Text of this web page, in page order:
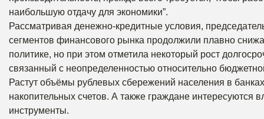
наибольшую отдачу для экономики”.
Рассматривая денежно-кредитные условия,
сегментов финансового рынка продолжили плавно
политике, но при этом отметила некоторый рост
связанный с неопределенностью относительно
Растут объёмы рублевых сбережений населения в
накопительных счетов. А также граждане
инструменты.